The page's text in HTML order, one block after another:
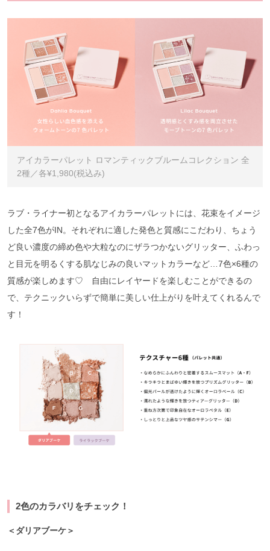
アイカラーパレット ロマンティックブルームコレクション 全
2種／各¥1,980(税込み)
ラブ・ライナー初となるアイカラーパレットには、花束をイメージ
した全7色がIN。それぞれに適した発色と質感にこだわり、ちょう
ど良い濃度の締め色や大粒なのにザラつかないグリッター、ふわっ
と目元を明るくする肌なじみの良いマットカラーなど…7色×6種の
質感が楽しめます♡ 自由にレイヤードを楽しむことができるの
で、テクニックいらずで簡単に美しい仕上がりを叶えてくれるんで
す！
2色のカラバリをチェック！
＜ダリアブーケ＞